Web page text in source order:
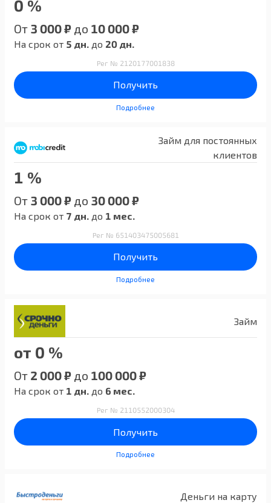
0 %
От 3 000 ₽ до 10 000 ₽
На срок от 5 дн. до 20 дн.
Рег № 2120177001838
Получить
Подробнее
Займ для постоянных
клиентов
1 %
От 3 000 ₽ до 30 000 ₽
На срок от 7 дн. до 1 мес.
Рег № 651403475005681
Получить
Подробнее
Займ
от 0 %
От 2 000 ₽ до 100 000 ₽
На срок от 1 дн. до 6 мес.
Рег № 2110552000304
Получить
Подробнее
Деньги на карту